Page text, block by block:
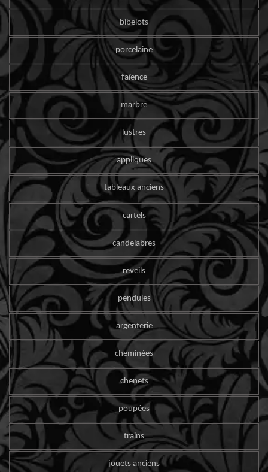
bibelots
porcelaine
faïence
marbre
lustres
appliques
tableaux anciens
cartels
candelabres
reveils
pendules
argenterie
cheminées
chenets
poupées
trains
jouets anciens